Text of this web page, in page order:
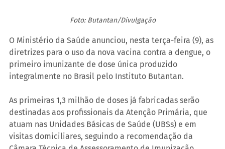
Foto: Butantan/Divulgação
O Ministério da Saúde anunciou, nesta terça-feira (9), as
diretrizes para o uso da nova vacina contra a dengue, o
primeiro imunizante de dose única produzido
integralmente no Brasil pelo Instituto Butantan.
As primeiras 1,3 milhão de doses já fabricadas serão
destinadas aos profissionais da Atenção Primária, que
atuam nas Unidades Básicas de Saúde (UBSs) e em
visitas domiciliares, seguindo a recomendação da